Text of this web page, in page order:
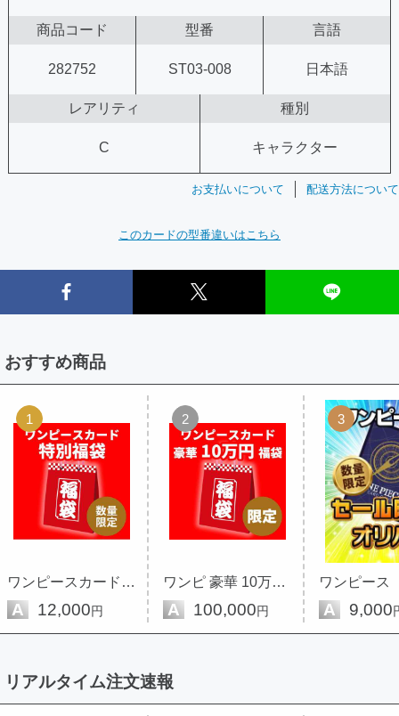
商品コード 型番 言語
282752 ST03-008 日本語
レアリティ 種別
C キャラクター
お支払いについて 配送方法について
このカードの型番違いはこちら
おすすめ商品
1
ワンピースカード 豪華 福袋 限定
A 12,000円
2
ワンピ 豪華 10万円 福袋 限定
A 100,000円
3
A 9,000
リアルタイム注文速報